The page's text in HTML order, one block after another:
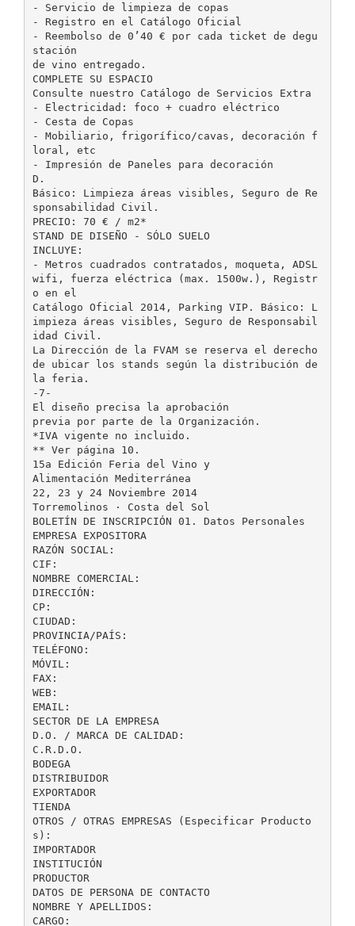
- Servicio de limpieza de copas
- Registro en el Catálogo Oficial
- Reembolso de 0’40 € por cada ticket de degu
stación
de vino entregado.
COMPLETE SU ESPACIO
Consulte nuestro Catálogo de Servicios Extra
- Electricidad: foco + cuadro eléctrico
- Cesta de Copas
- Mobiliario, frigorífico/cavas, decoración f
loral, etc
- Impresión de Paneles para decoración
D.
Básico: Limpieza áreas visibles, Seguro de Re
sponsabilidad Civil.
PRECIO: 70 € / m2*
STAND DE DISEÑO - SÓLO SUELO
INCLUYE:
- Metros cuadrados contratados, moqueta, ADSL
wifi, fuerza eléctrica (max. 1500w.), Registr
o en el
Catálogo Oficial 2014, Parking VIP. Básico: L
impieza áreas visibles, Seguro de Responsabil
idad Civil.
La Dirección de la FVAM se reserva el derecho
de ubicar los stands según la distribución de
la feria.
-7-
El diseño precisa la aprobación
previa por parte de la Organización.
*IVA vigente no incluido.
** Ver página 10.
15a Edición Feria del Vino y
Alimentación Mediterránea
22, 23 y 24 Noviembre 2014
Torremolinos · Costa del Sol
BOLETÍN DE INSCRIPCIÓN 01. Datos Personales
EMPRESA EXPOSITORA
RAZÓN SOCIAL:
CIF:
NOMBRE COMERCIAL:
DIRECCIÓN:
CP:
CIUDAD:
PROVINCIA/PAÍS:
TELÉFONO:
MÓVIL:
FAX:
WEB:
EMAIL:
SECTOR DE LA EMPRESA
D.O. / MARCA DE CALIDAD:
C.R.D.O.
BODEGA
DISTRIBUIDOR
EXPORTADOR
TIENDA
OTROS / OTRAS EMPRESAS (Especificar Producto
s):
IMPORTADOR
INSTITUCIÓN
PRODUCTOR
DATOS DE PERSONA DE CONTACTO
NOMBRE Y APELLIDOS:
CARGO: